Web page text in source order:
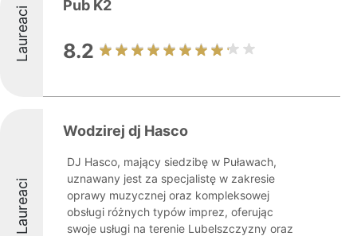
Laureaci Pub K2
8.2
Laureaci
Wodzirej dj Hasco
DJ Hasco, mający siedzibę w Puławach,
uznawany jest za specjalistę w zakresie
oprawy muzycznej oraz kompleksowej
obsługi różnych typów imprez, oferując
swoje usługi na terenie Lubelszczyzny oraz